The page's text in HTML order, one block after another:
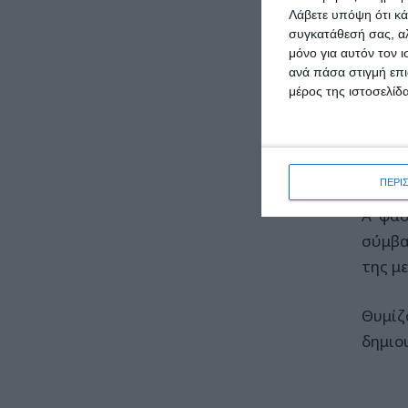
Λάβετε υπόψη ότι
συγκατάθεσή σας,
μόνο για αυτόν τον
ανά πάσα στιγμή
μέρος της
Σε
Πιο
Α΄
της